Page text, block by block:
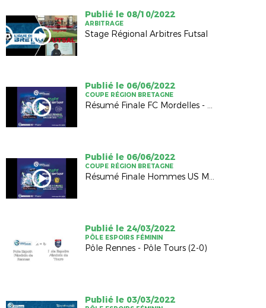
Publié le 08/10/2022
ARBITRAGE
Stage Régional Arbitres Futsal
Publié le 06/06/2022
COUPE RÉGION BRETAGNE
Résumé Finale FC Mordelles - CPB Bréquigny (2-2, TAB 4-5)
Publié le 06/06/2022
COUPE RÉGION BRETAGNE
Résumé Finale Hommes US Montagnarde - AS Ginglin Cesson (2-1)
Publié le 24/03/2022
PÔLE ESPOIRS FÉMININ
Pôle Rennes - Pôle Tours (2-0)
Publié le 03/03/2022